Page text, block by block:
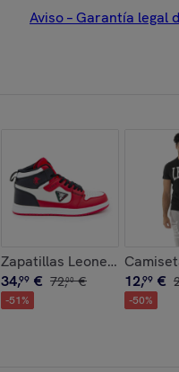
Aviso – Garantía legal
con puño y gran
con capucha y
Zapatillas Leone Street
34,99 € 72,00 €
-51%
12,99 €
-50%